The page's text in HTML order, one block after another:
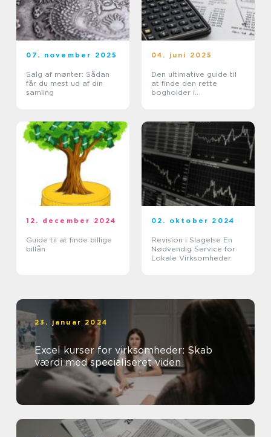
07. november 2025
Salg af mønter: Sådan
får du mest ud af din
samling
04. juni 2025
Den ultimative guide til
at finde den rette
bogholder i
12. december 2024
Guide til at finde billige
billån
02. oktober 2024
Revision i Slagelse En
Nødvendig Service for
Lokale Virksomheder
23. januar 2024
Excel kurser for virksomheder: Skab
værdi med specialiseret viden